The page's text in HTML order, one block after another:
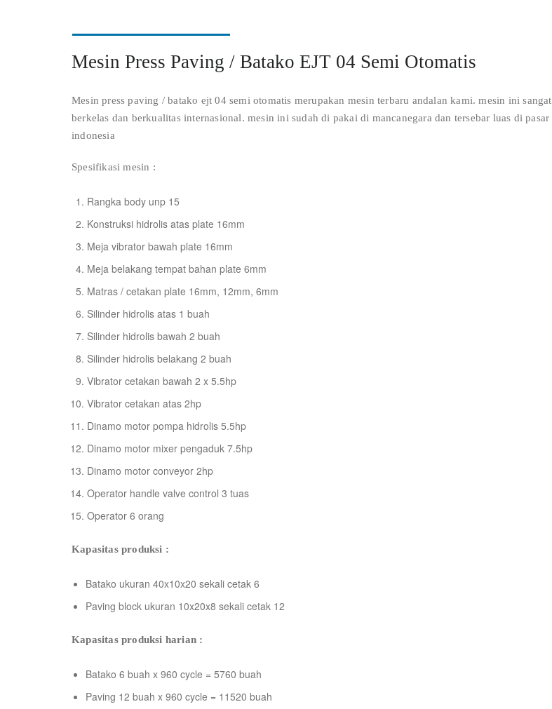
Mesin Press Paving / Batako EJT 04 Semi Otomatis
Mesin press paving / batako ejt 04 semi otomatis merupakan mesin terbaru andalan kami. mesin ini sangat
berkelas dan berkualitas internasional. mesin ini sudah di pakai di mancanegara dan tersebar luas di pasar
indonesia
Spesifikasi mesin :
Rangka body unp 15
Konstruksi hidrolis atas plate 16mm
Meja vibrator bawah plate 16mm
Meja belakang tempat bahan plate 6mm
Matras / cetakan plate 16mm, 12mm, 6mm
Silinder hidrolis atas 1 buah
Silinder hidrolis bawah 2 buah
Silinder hidrolis belakang 2 buah
Vibrator cetakan bawah 2 x 5.5hp
Vibrator cetakan atas 2hp
Dinamo motor pompa hidrolis 5.5hp
Dinamo motor mixer pengaduk 7.5hp
Dinamo motor conveyor 2hp
Operator handle valve control 3 tuas
Operator 6 orang
Kapasitas produksi :
Batako ukuran 40x10x20 sekali cetak 6
Paving block ukuran 10x20x8 sekali cetak 12
Kapasitas produksi harian :
Batako 6 buah x 960 cycle = 5760 buah
Paving 12 buah x 960 cycle = 11520 buah